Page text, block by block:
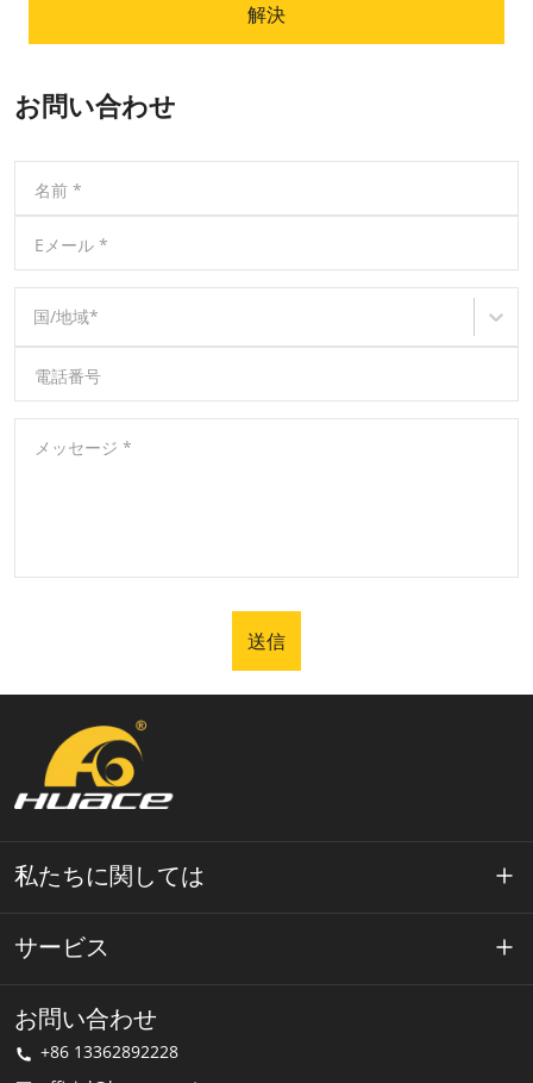
解決
お問い合わせ
名前 *
Eメール *
国/地域*
電話番号
メッセージ *
送信
私たちに関しては
ワエースについて
解決
サービス
プライバシーポリシー
利用規約
お問い合わせ
+86 13362892228